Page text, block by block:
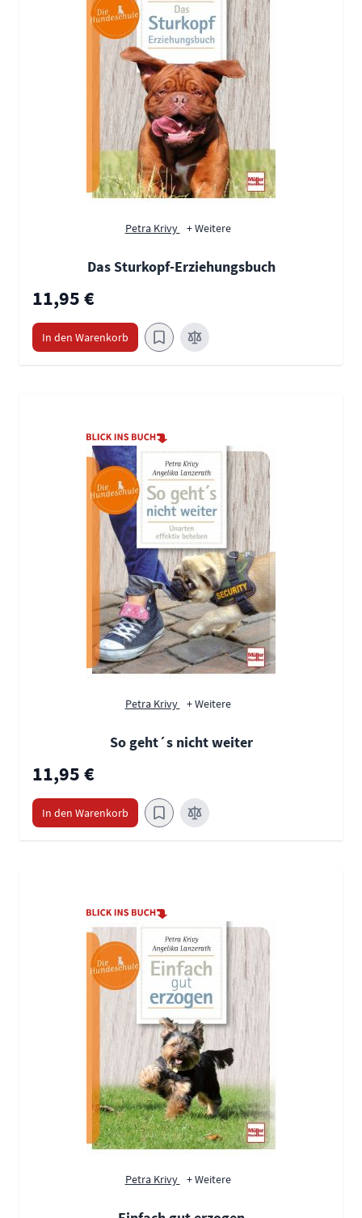
Petra Krivy + Weitere
Das Sturkopf-Erziehungsbuch
11,95 €
In den Warenkorb
Petra Krivy + Weitere
So geht´s nicht weiter
11,95 €
In den Warenkorb
Petra Krivy + Weitere